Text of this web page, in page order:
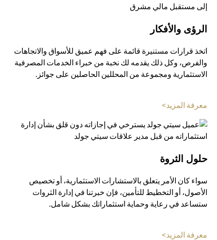
الرؤى والأفكار
اتخذ قرارات مستنيرة قائمة على فهم عميق للأسواق والاتجاهات
والفرص، وكل ذلك يقدمه لك نخبة من خبراء الخدمات المصرفية
الاستثمارية ومجموعة من المحللين الحاصلين على جوائز.
معرفة المزيد>
حلول الثروة
سواء كان الأمر يتعلق بالاستشارات الاستثمارية، أو تخصيص
الأصول، أو التخطيط للتأمين، فإن خبرتنا في إدارة الثروات
ستساعد في رعاية وحماية استثماراتك بشكل شامل.
معرفة المزيد>